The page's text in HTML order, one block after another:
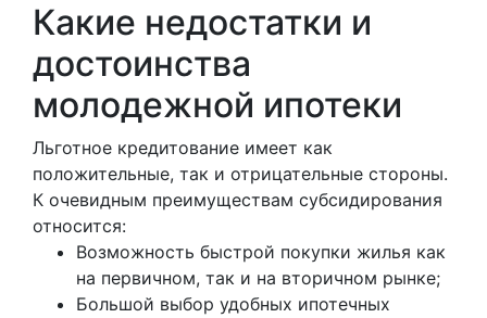
Какие недостатки и
достоинства
молодежной ипотеки
Льготное кредитование имеет как
положительные, так и отрицательные стороны.
К очевидным преимуществам субсидирования
относится:
Возможность быстрой покупки жилья как
на первичном, так и на вторичном рынке;
Большой выбор удобных ипотечных